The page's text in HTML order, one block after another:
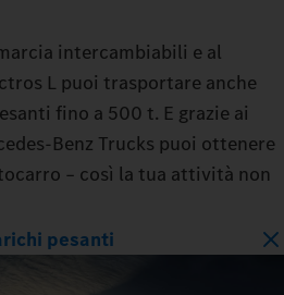
intercambiabili e al
L puoi trasportare anche
fino a 500 t. E grazie ai
Trucks puoi ottenere
– così la tua attività non
pesanti